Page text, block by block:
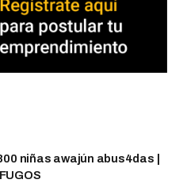
niñas awajún abus4das |